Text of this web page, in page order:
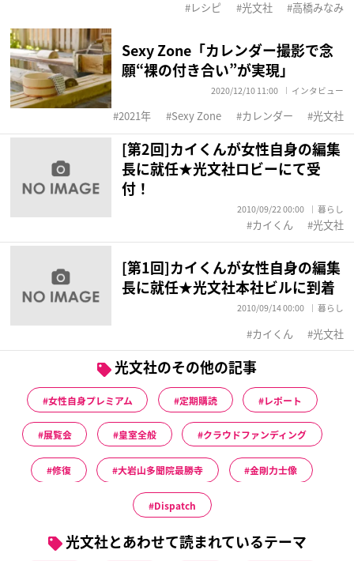
レシピ 光文社 高橋みなみ
Sexy Zone「カレンダー撮影で念
願“裸の付き合い”が実現」
2020/12/10 11:00 インタビュー
2021年 Sexy Zone カレンダー 光文社
[第2回]カイくんが女性自身の編集
長に就任★光文社ロビーにて受
付！
2010/09/22 00:00 暮らし
カイくん 光文社
[第1回]カイくんが女性自身の編集
長に就任★光文社本社ビルに到着
2010/09/14 00:00 暮らし
カイくん 光文社
光文社のその他の記事
女性自身プレミアム 定期購読 レポート
展覧会 皇室全般 クラウドファンディング
修復 大岩山多聞院最勝寺 金剛力士像
Dispatch
光文社とあわせて読まれているテーマ